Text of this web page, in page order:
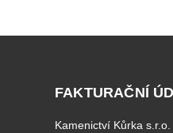
FAKTURAČNÍ
Kamenictví Kůrka s.r.o.